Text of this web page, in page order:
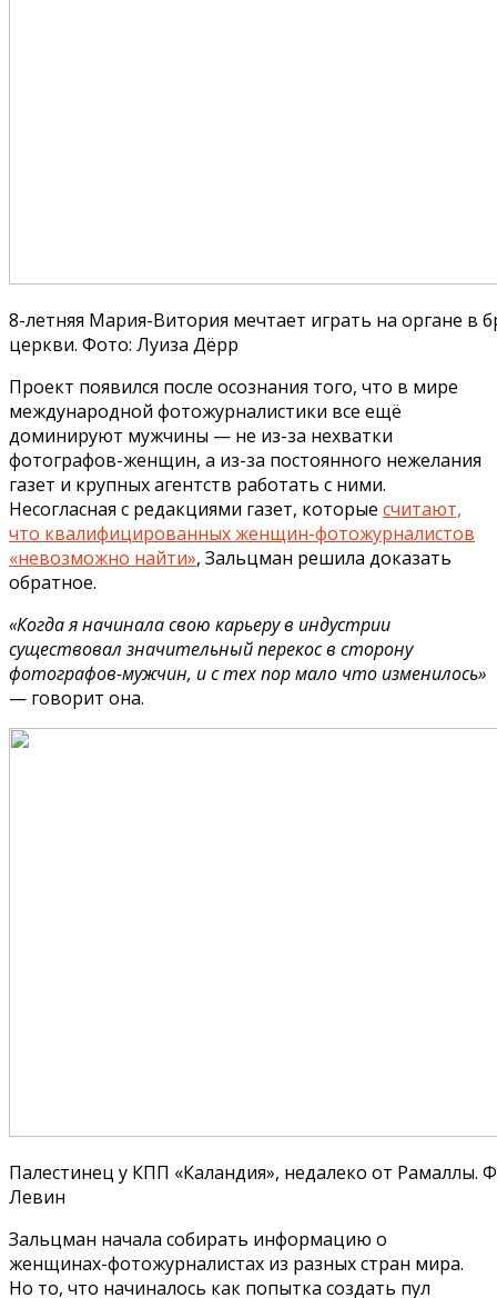
8-летняя Мария-Витория мечтает играть на органе в
церкви. Фото: Луиза Дёрр
Проект появился после осознания того, что в мире
международной фотожурналистики все ещё
доминируют мужчины — не из-за нехватки
фотографов-женщин, а из-за постоянного нежелания
газет и крупных агентств работать с ними.
Несогласная с редакциями газет, которые считают,
что квалифицированных женщин-фотожурналистов
«невозможно найти», Зальцман решила доказать
обратное.
«Когда я начинала свою карьеру в индустрии
существовал значительный перекос в сторону
фотографов-мужчин, и с тех пор мало что изменилось»
— говорит она.
Палестинец у КПП «Каландия», недалеко от Рамаллы.
Левин
Зальцман начала собирать информацию о
женщинах-фотожурналистах из разных стран мира.
Но то, что начиналось как попытка создать пул